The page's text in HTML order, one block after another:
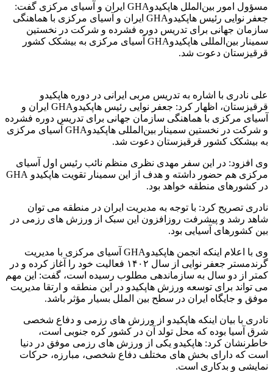
مسؤول امور بین‌الملل هاپکیدوGHA ایران و آسیای مرکزی گفت:
جعفر نوایی رئیس هاپکیدوGHA ایران و آسیای مرکزی با هماهنگی
سازمان جهانی برای تدریس دوره فشرده و شرکت در نخستین
سمینار بین‌المللی هاپکیدوGHA آسیای مرکزی به بیشکک کشور
قرقیزستان دعوت شد.
علی نادری با اشاره به تدریس مربی ایرانی در دوره هاپکیدو
قرقیزستان، اظهار کرد: جعفر نوایی رئیس هاپکیدوGHA ایران و
آسیای مرکزی با هماهنگی سازمان جهانی برای تدریس دوره فشرده
و شرکت در نخستین سمینار بین‌المللی هاپکیدوGHA آسیای مرکزی
به بیشکک کشور قرقیزستان دعوت شد.
وی افزود: در این سفر مهدی نظری منظم نائب رئیس اول آسیای
مرکزی هم حضور داشته و هدف از این سمینار تقویت هاپکیدو GHA
در کشورهای منطقه خواهد بود.
نادری تصریح کرد: با توجه به مدیریت ایران در منطقه می توان
شاهد رشد و پیشرفت روزافزون این سبک از ورزش های رزمی در
بین کشورهای آسیایی بود.
وی با اعلام اینکه انجمن هاپکیدوGHA آسیای مرکزی با مدیریت
گرندمستر جعفر نوایی از سال ۱۴۰۲ فعالیت خود را آغاز کرده و در
کمتر از دو سال به سازماندهی مطلوب رسیده است، گفت: این مهم
می تواند برای توسعه ورزش هاپکیدو در این منطقه و ارتقا مدیریت
موفق و جایگاه ایران در سطح بین الملل بسیار مؤثر باشد.
نادری با بیان اینکه هاپکیدو از ورزش های رزمی و دفاع شخصی
شرق آسیا بوده که محل تولد آن در کشور کره جنوبی است،
خاطرنشان کرد: هاپکیدو یکی از ورزش های رزمی موفق در دنیا
است که دارای بخش های مختلف دفاع شخصی، مبارزه، حرکات
نمایشی و بدکاری است.